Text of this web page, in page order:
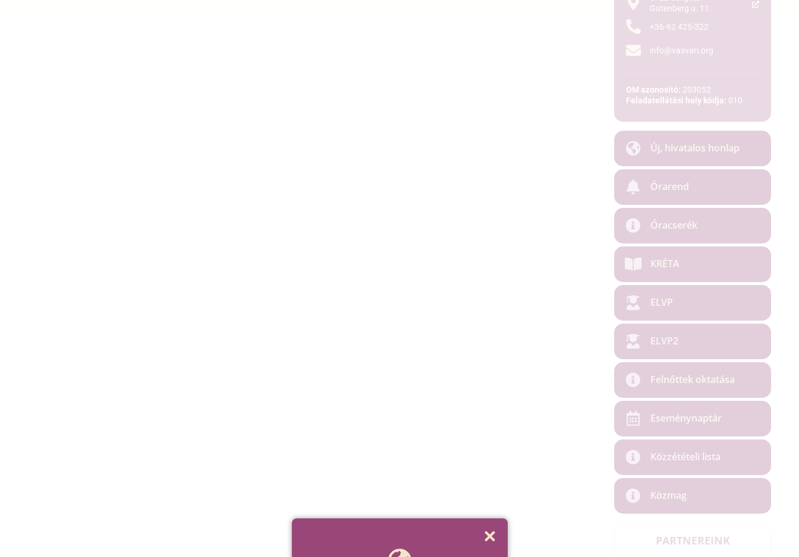
Gutenberg u. 11.
+36-62 425-322
info@vasvari.org
OM azonosító: 203052
Feladatellátási hely kódja: 010
Új, hivatalos honlap
Órarend
Óracserék
KRÉTA
ELVP
ELVP2
Felnőttek oktatása
Eseménynaptár
Közzétételi lista
Közmag
PARTNEREINK